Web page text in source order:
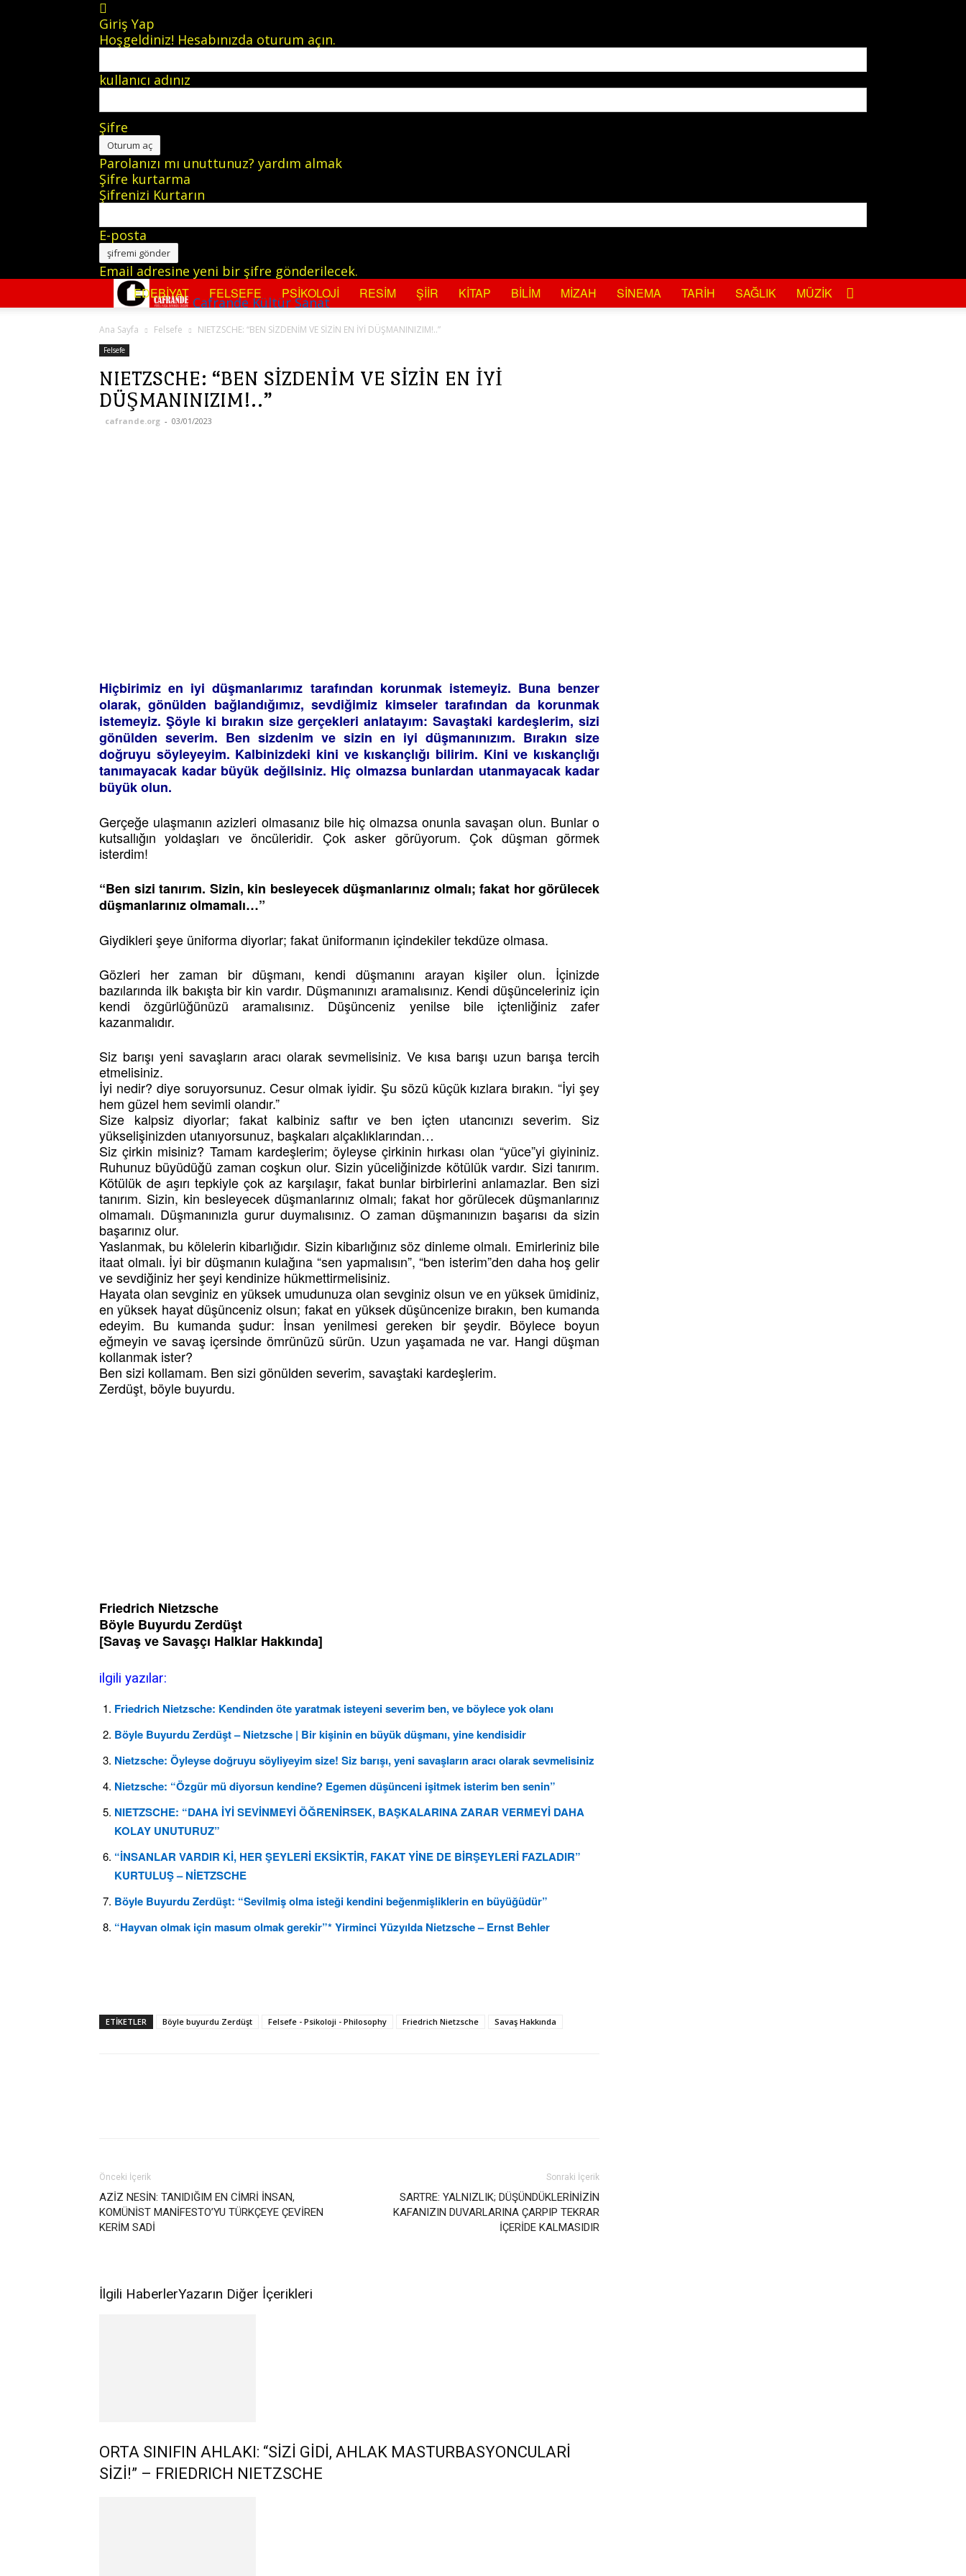
Giriş Yap
Hoşgeldiniz! Hesabınızda oturum açın.
kullanıcı adınız
Şifre
Parolanızı mı unuttunuz? yardım almak
Şifre kurtarma
Şifrenizi Kurtarın
E-posta
Email adresine yeni bir şifre gönderilecek.
Cafrande Kültür Sanat
EDEBIYAT FELSEFE PSIKOLOJI RESIM ŞIIR KITAP BILIM MIZAH SINEMA TARIH SAĞLIK MÜZIK
Ana Sayfa Felsefe NIETZSCHE: “BEN SİZDENİM VE SİZİN EN İYİ DÜŞMANINIZIM!..”
Felsefe
NIETZSCHE: “BEN SİZDENİM VE SİZİN EN İYİ
DÜŞMANINIZIM!..”
cafrande.org - 03/01/2023
Hiçbirimiz en iyi düşmanlarımız tarafından korunmak istemeyiz. Buna benzer
olarak, gönülden bağlandığımız, sevdiğimiz kimseler tarafından da korunmak
istemeyiz. Şöyle ki bırakın size gerçekleri anlatayım: Savaştaki kardeşlerim, sizi
gönülden severim. Ben sizdenim ve sizin en iyi düşmanınızım. Bırakın size
doğruyu söyleyeyim. Kalbinizdeki kini ve kıskançlığı bilirim. Kini ve kıskançlığı
tanımayacak kadar büyük değilsiniz. Hiç olmazsa bunlardan utanmayacak kadar
büyük olun.
Gerçeğe ulaşmanın azizleri olmasanız bile hiç olmazsa onunla savaşan olun. Bunlar o
kutsallığın yoldaşları ve öncüleridir. Çok asker görüyorum. Çok düşman görmek
isterdim!
“Ben sizi tanırım. Sizin, kin besleyecek düşmanlarınız olmalı; fakat hor görülecek
düşmanlarınız olmamalı…”
Giydikleri şeye üniforma diyorlar; fakat üniformanın içindekiler tekdüze olmasa.
Gözleri her zaman bir düşmanı, kendi düşmanını arayan kişiler olun. İçinizde
bazılarında ilk bakışta bir kin vardır. Düşmanınızı aramalısınız. Kendi düşünceleriniz için
kendi özgürlüğünüzü aramalısınız. Düşünceniz yenilse bile içtenliğiniz zafer
kazanmalıdır.
Siz barışı yeni savaşların aracı olarak sevmelisiniz. Ve kısa barışı uzun barışa tercih
etmelisiniz.
İyi nedir? diye soruyorsunuz. Cesur olmak iyidir. Şu sözü küçük kızlara bırakın. “İyi şey
hem güzel hem sevimli olandır.”
Size kalpsiz diyorlar; fakat kalbiniz saftır ve ben içten utancınızı severim. Siz
yükselişinizden utanıyorsunuz, başkaları alçaklıklarından…
Siz çirkin misiniz? Tamam kardeşlerim; öyleyse çirkinin hırkası olan “yüce”yi giyininiz.
Ruhunuz büyüdüğü zaman coşkun olur. Sizin yüceliğinizde kötülük vardır. Sizi tanırım.
Kötülük de aşırı tepkiyle çok az karşılaşır, fakat bunlar birbirlerini anlamazlar. Ben sizi
tanırım. Sizin, kin besleyecek düşmanlarınız olmalı; fakat hor görülecek düşmanlarınız
olmamalı. Düşmanınızla gurur duymalısınız. O zaman düşmanınızın başarısı da sizin
başarınız olur.
Yaslanmak, bu kölelerin kibarlığıdır. Sizin kibarlığınız söz dinleme olmalı. Emirleriniz bile
itaat olmalı. İyi bir düşmanın kulağına “sen yapmalısın”, “ben isterim”den daha hoş gelir
ve sevdiğiniz her şeyi kendinize hükmettirmelisiniz.
Hayata olan sevginiz en yüksek umudunuza olan sevginiz olsun ve en yüksek ümidiniz,
en yüksek hayat düşünceniz olsun; fakat en yüksek düşüncenize bırakın, ben kumanda
edeyim. Bu kumanda şudur: İnsan yenilmesi gereken bir şeydir. Böylece boyun
eğmeyin ve savaş içersinde ömrünüzü sürün. Uzun yaşamada ne var. Hangi düşman
kollanmak ister?
Ben sizi kollamam. Ben sizi gönülden severim, savaştaki kardeşlerim.
Zerdüşt, böyle buyurdu.
Friedrich Nietzsche
Böyle Buyurdu Zerdüşt
[Savaş ve Savaşçı Halklar Hakkında]
ilgili yazılar:
Friedrich Nietzsche: Kendinden öte yaratmak isteyeni severim ben, ve böylece yok olanı
Böyle Buyurdu Zerdüşt – Nietzsche | Bir kişinin en büyük düşmanı, yine kendisidir
Nietzsche: Öyleyse doğruyu söyliyeyim size! Siz barışı, yeni savaşların aracı olarak sevmelisiniz
Nietzsche: “Özgür mü diyorsun kendine? Egemen düşünceni işitmek isterim ben senin”
NIETZSCHE: “DAHA İYİ SEVİNMEYİ ÖĞRENİRSEK, BAŞKALARINA ZARAR VERMEYİ DAHA
KOLAY UNUTURUZ”
“İNSANLAR VARDIR Kİ, HER ŞEYLERİ EKSİKTİR, FAKAT YİNE DE BİRŞEYLERİ FAZLADIR”
KURTULUŞ – NİETZSCHE
Böyle Buyurdu Zerdüşt: “Sevilmiş olma isteği kendini beğenmişliklerin en büyüğüdür”
“Hayvan olmak için masum olmak gerekir”* Yirminci Yüzyılda Nietzsche – Ernst Behler
ETIKETLER Böyle buyurdu Zerdüşt Felsefe - Psikoloji - Philosophy Friedrich Nietzsche Savaş Hakkında
Önceki İçerik
AZİZ NESİN: TANIDIĞIM EN CİMRİ İNSAN,
KOMÜNİST MANİFESTO’YU TÜRKÇEYE ÇEVİREN
KERİM SADİ
Sonraki İçerik
SARTRE: YALNIZLIK; DÜŞÜNDÜKLERİNİZİN
KAFANIZIN DUVARLARINA ÇARPIP TEKRAR
İÇERİDE KALMASIDIR
İlgili HaberlerYazarın Diğer İçerikleri
ORTA SINIFIN AHLAKI: “SİZİ GİDİ, AHLAK MASTURBASYONCULARİ
SİZİ!” – FRIEDRICH NIETZSCHE